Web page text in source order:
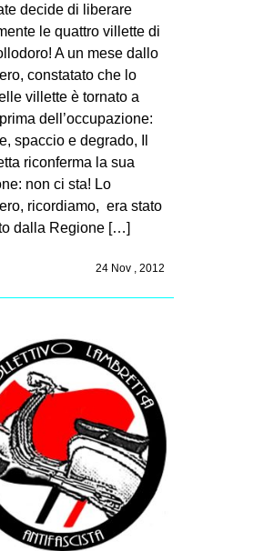
decide di liberare
le quattro villette di
A un mese dallo
constatato che lo
villette è tornato a
dell’occupazione:
spaccio e degrado, Il
riconferma la sua
non ci sta! Lo
ricordiamo, era stato
dalla Regione […]
24 Nov , 2012